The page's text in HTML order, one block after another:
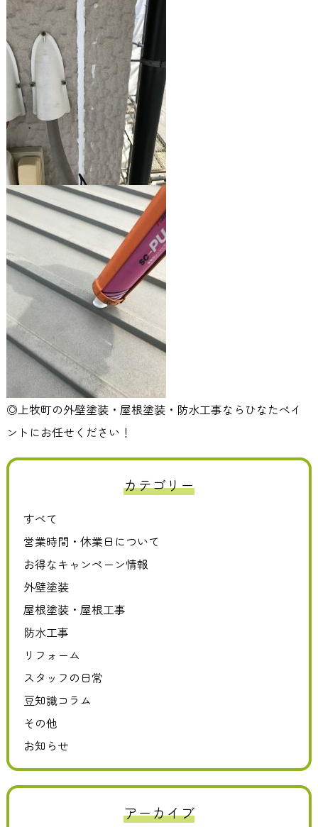
◎上牧町の外壁塗装・屋根塗装・防水工事ならひなたペイ
ントにお任せください！
カテゴリー
すべて
営業時間・休業日について
お得なキャンペーン情報
外壁塗装
屋根塗装・屋根工事
防水工事
リフォーム
スタッフの日常
豆知識コラム
その他
お知らせ
アーカイブ